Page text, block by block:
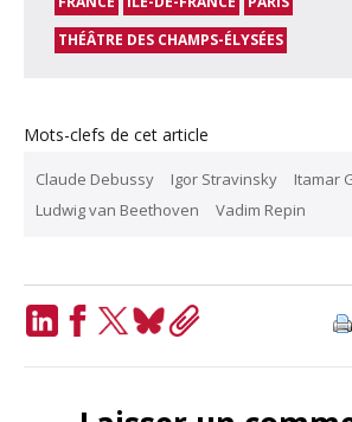
THÉÂTRE DES CHAMPS-ÉLYSÉES
Mots-clefs de cet article
Claude Debussy Igor Stravinsky
Itamar
Ludwig van Beethoven
Vadim Repin